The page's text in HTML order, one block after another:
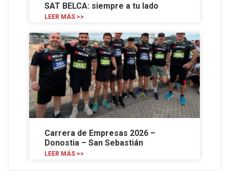
SAT BELCA: siempre a tu lado
LEER MÁS >>
Carrera de Empresas 2026 –
Donostia – San Sebastián
LEER MÁS >>